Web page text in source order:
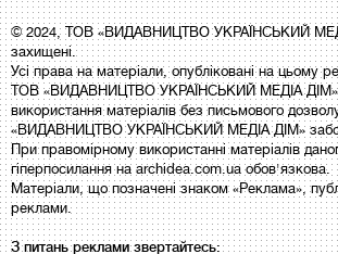
© 2024, ТОВ «ВИДАВНИЦТВО УКРАЇНСЬКИЙ
захищені.
Усі права на матеріали, опубліковані на цьому
ТОВ «ВИДАВНИЦТВО УКРАЇНСЬКИЙ МЕДІА
використання матеріалів без письмового
«ВИДАВНИЦТВО УКРАЇНСЬКИЙ МЕДІА ДІМ»
При правомірному використанні матеріалів
гіперпосилання на archidea.com.ua обов'язкова.
Матеріали, що позначені знаком «Реклама»,
реклами.
З питань реклами звертайтесь: